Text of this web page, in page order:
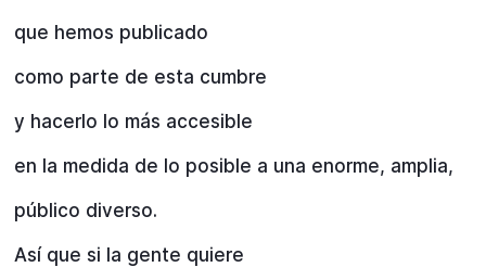
que hemos publicado
como parte de esta cumbre
y hacerlo lo más accesible
en la medida de lo posible a una enorme, amplia,
público diverso.
Así que si la gente quiere